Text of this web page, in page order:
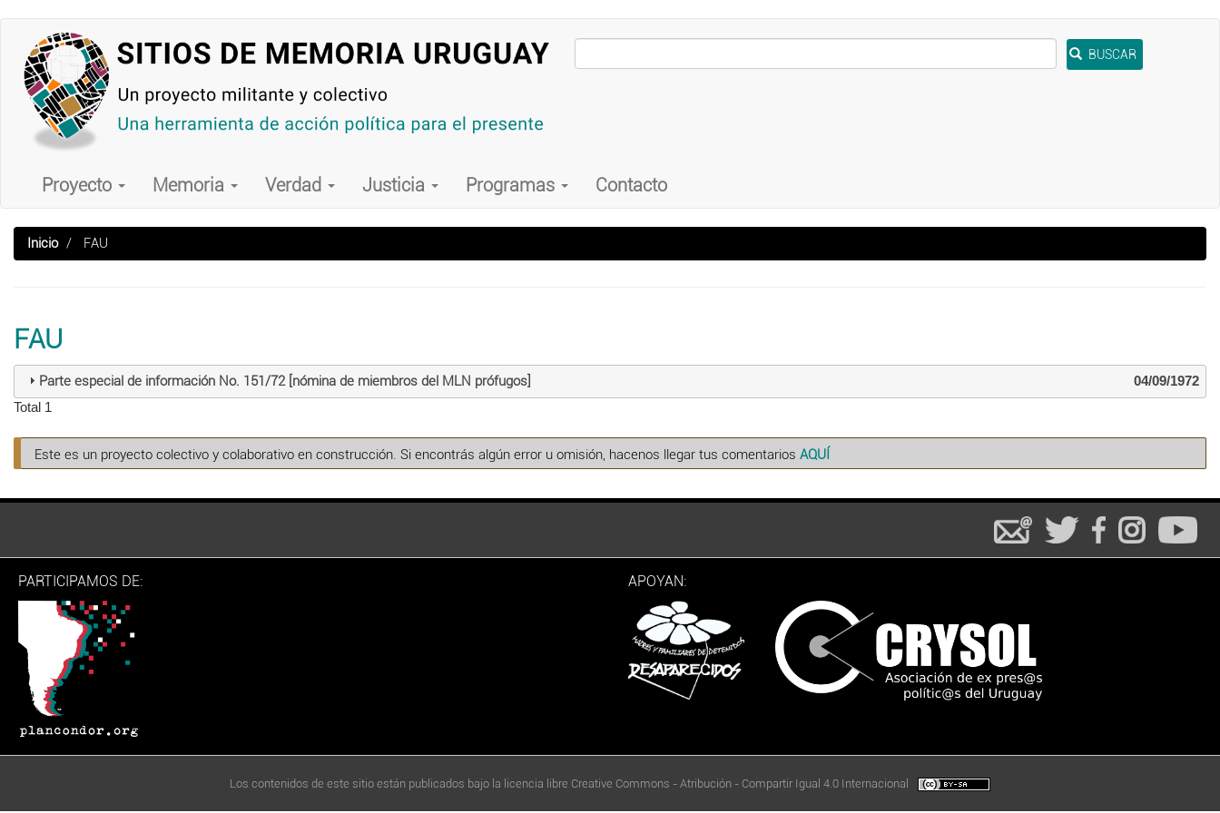
contenido
principal
BUSCAR
Main
navigation
Proyecto Memoria Verdad Justicia Programas Contacto
Inicio FAU
FAU
Parte especial de información No. 151/72 [nómina de miembros del MLN prófugos]
04/09/1972
Total 1
Este es un proyecto colectivo y colaborativo en construcción. Si encontrás algún error u omisión, hacenos llegar tus comentarios AQUÍ
PARTICIPAMOS DE: APOYAN:
Los contenidos de este sitio están publicados bajo la licencia libre Creative Commons - Atribución - Compartir Igual 4.0 Internacional